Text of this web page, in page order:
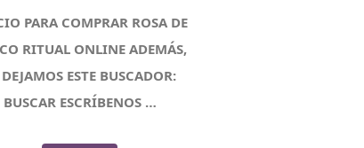
PARA COMPRAR ROSA DE
RITUAL ONLINE ADEMÁS,
ESTE BUSCADOR:
BUSCAR ESCRÍBENOS …